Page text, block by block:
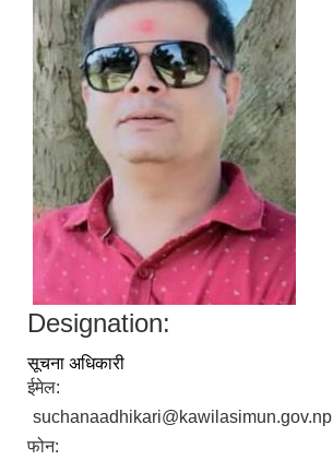
Designation:
सूचना अधिकारी
ईमेल:
suchanaadhikari@kawilasimun.gov.np
फोन: